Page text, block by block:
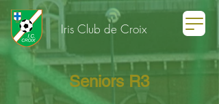
Iris Club de Croix
Seniors R3